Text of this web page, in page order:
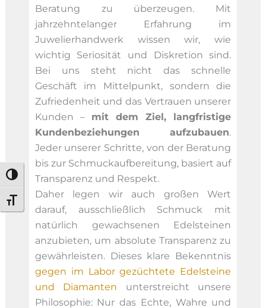
Umschalten auf hohe Kontraste
Schrift vergrößern
Beratung zu überzeugen. Mit
jahrzehntelanger Erfahrung im
Juwelierhandwerk wissen wir, wie
wichtig Seriosität und Diskretion sind.
Bei uns steht nicht das schnelle
Geschäft im Mittelpunkt, sondern die
Zufriedenheit und das Vertrauen unserer
Kunden – mit dem Ziel, langfristige
Kundenbeziehungen aufzubauen.
Jeder unserer Schritte, von der Beratung
bis zur Schmuckaufbereitung, basiert auf
Transparenz und Respekt.
Daher legen wir auch großen Wert
darauf, ausschließlich Schmuck mit
natürlich gewachsenen Edelsteinen
anzubieten, um absolute Transparenz zu
gewährleisten. Dieses klare Bekenntnis
gegen im Labor gezüchtete Edelsteine
und Diamanten unterstreicht unsere
Philosophie: Nur das Echte, Wahre und